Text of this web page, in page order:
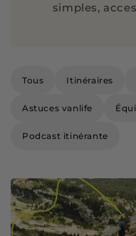
simples,
Tous Itinéraires
Astuces vanlife
Podcast itinérante